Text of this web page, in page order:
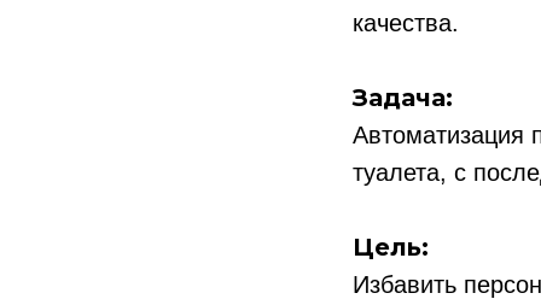
качества.
Задача:
Автоматизация
туалета, с
Цель:
Избавить